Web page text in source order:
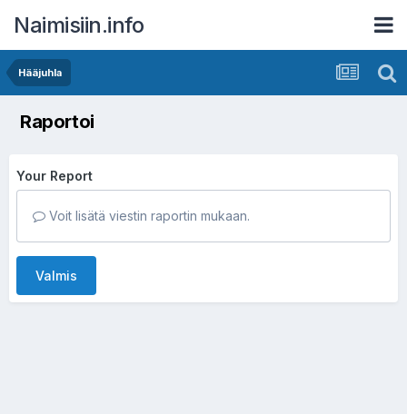
Naimisiin.info
Hääjuhla
Raportoi
Your Report
Voit lisätä viestin raportin mukaan.
Valmis